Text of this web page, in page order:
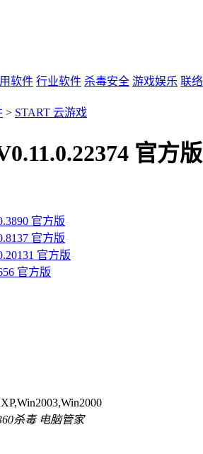
软件 行业软件 杀毒安全 游戏娱乐 联
> START 云游戏
官方版
官方版
官方版
官方版
官方版
杀毒 电脑管家